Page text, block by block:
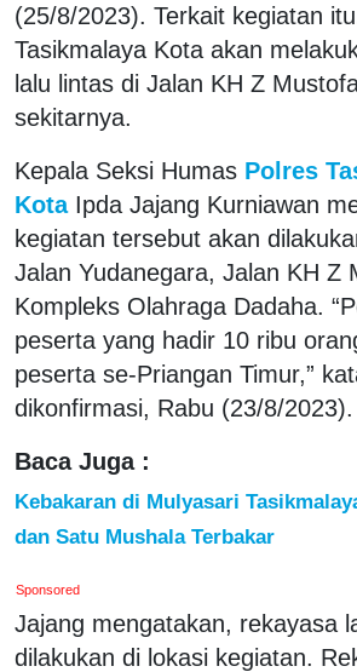
(25/8/2023). Terkait kegiatan
Tasikmalaya Kota akan
lalu lintas di Jalan KH Z
sekitarnya.
Kepala Seksi Humas Polres
Kota Ipda Jajang Kurniawan
kegiatan tersebut akan
Jalan Yudanegara, Jalan KH Z
Kompleks Olahraga Dadaha.
peserta yang hadir 10 ribu
peserta se-Priangan Timur,”
dikonfirmasi, Rabu (23/8/2023).
Baca Juga :
Kebakaran di Mulyasari
dan Satu Mushala Terbakar
Sponsored
Jajang mengatakan, rekayasa
dilakukan di lokasi kegiatan.